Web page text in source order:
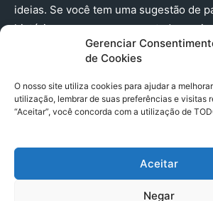
Gerenciar
de Cookies
O nosso site utiliza cookies para ajudar a
utilização, lembrar de suas preferências e visitas
“Aceitar”, você concorda com a utilização de
Aceitar
Negar
ideias. Se você tem uma sugestão de
história que merece ser contada,
(91) 98224 - 3111
© 2025 A Província do Pará CNPJ:
Trav. Quintino Bocaiuva 2301, Ed.